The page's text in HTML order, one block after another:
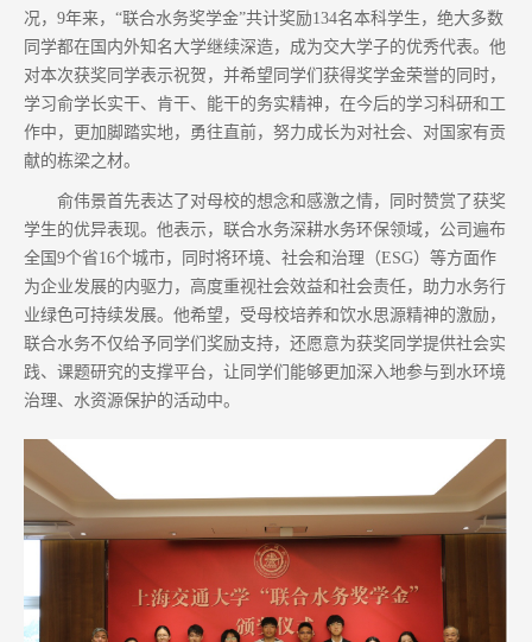
况，9年来，“联合水务奖学金”共计奖励134名本科学生，绝大多数
同学都在国内外知名大学继续深造，成为交大学子的优秀代表。他
对本次获奖同学表示祝贺，并希望同学们获得奖学金荣誉的同时，
学习俞学长实干、肯干、能干的务实精神，在今后的学习科研和工
作中，更加脚踏实地，勇往直前，努力成长为对社会、对国家有贡
献的栋梁之材。
俞伟景首先表达了对母校的想念和感激之情，同时赞赏了获奖
学生的优异表现。他表示，联合水务深耕水务环保领域，公司遍布
全国9个省16个城市，同时将环境、社会和治理（ESG）等方面作
为企业发展的内驱力，高度重视社会效益和社会责任，助力水务行
业绿色可持续发展。他希望，受母校培养和饮水思源精神的激励，
联合水务不仅给予同学们奖励支持，还愿意为获奖同学提供社会实
践、课题研究的支撑平台，让同学们能够更加深入地参与到水环境
治理、水资源保护的活动中。